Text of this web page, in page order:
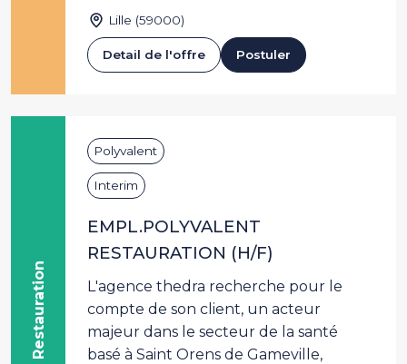
Lille (59000)
Detail de l'offre Postuler
Restauration
Polyvalent
Interim
EMPL.POLYVALENT
RESTAURATION (H/F)
L'agence thedra recherche pour le
compte de son client, un acteur
majeur dans le secteur de la santé
basé à Saint Orens de Gameville,